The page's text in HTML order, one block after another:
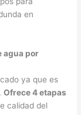
en
agua por
ya que es
Ofrece 4 etapas
calidad del